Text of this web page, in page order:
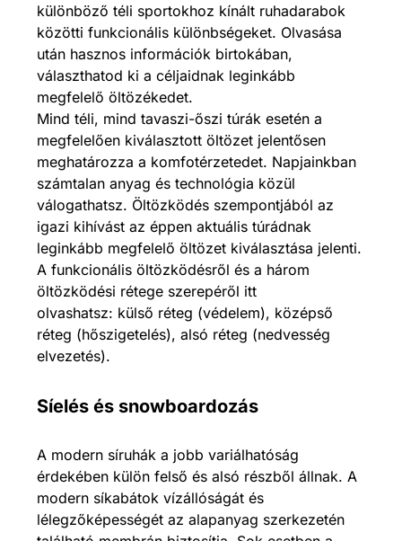
különböző téli sportokhoz kínált ruhadarabok
közötti funkcionális különbségeket. Olvasása
után hasznos információk birtokában,
választhatod ki a céljaidnak leginkább
megfelelő öltözékedet.
Mind téli, mind tavaszi-őszi túrák esetén a
megfelelően kiválasztott öltözet jelentősen
meghatározza a komfotérzetedet. Napjainkban
számtalan anyag és technológia közül
válogathatsz. Öltözködés szempontjából az
igazi kihívást az éppen aktuális túrádnak
leginkább megfelelő öltözet kiválasztása jelenti.
A funkcionális öltözködésről és a három
öltözködési rétege szerepéről itt
olvashatsz: külső réteg (védelem), középső
réteg (hőszigetelés), alsó réteg (nedvesség
elvezetés).
Síelés és snowboardozás
A modern síruhák a jobb variálhatóság
érdekében külön felső és alsó részből állnak. A
modern síkabátok vízállóságát és
lélegzőképességét az alapanyag szerkezetén